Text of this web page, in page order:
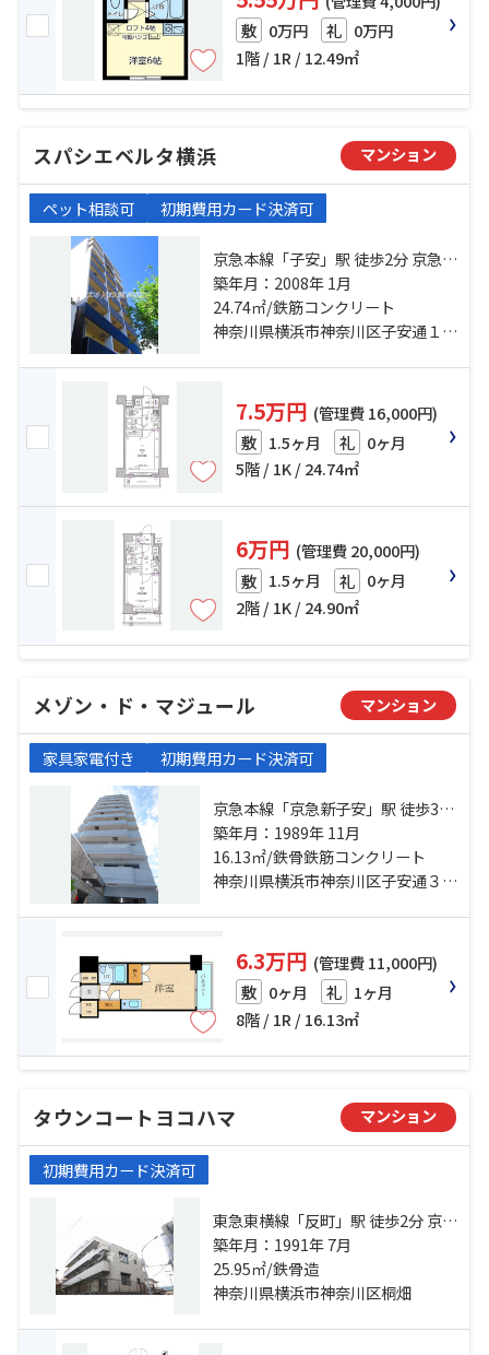
敷 0万円 礼 0万円
1階 / 1R / 12.49㎡
スパシエベルタ横浜 マンション
ペット相談可 初期費用カード決済可
京急本線「子安」駅 徒歩2分 京急本
線「神奈川新町」駅 徒歩8分 横浜線
「大口」駅 徒歩13分
築年月：2008年 1月
24.74㎡/鉄筋コンクリート
神奈川県横浜市神奈川区子安通１丁目
7.5万円 (管理費 16,000円)
敷 1.5ヶ月 礼 0ヶ月
5階 / 1K / 24.74㎡
6万円 (管理費 20,000円)
敷 1.5ヶ月 礼 0ヶ月
2階 / 1K / 24.90㎡
メゾン・ド・マジュール マンション
家具家電付き 初期費用カード決済可
京急本線「京急新子安」駅 徒歩3分
京浜東北線「新子安」駅 徒歩5分 横
浜線「大口」駅 徒歩15分
築年月：1989年 11月
16.13㎡/鉄骨鉄筋コンクリート
神奈川県横浜市神奈川区子安通３丁目
6.3万円 (管理費 11,000円)
敷 0ヶ月 礼 1ヶ月
8階 / 1R / 16.13㎡
タウンコートヨコハマ マンション
初期費用カード決済可
東急東横線「反町」駅 徒歩2分 京急
本線「神奈川」駅 徒歩8分 京浜東北
線「東神奈川」駅 徒歩14分
築年月：1991年 7月
25.95㎡/鉄骨造
神奈川県横浜市神奈川区桐畑